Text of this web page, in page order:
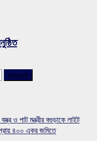
ও পাট মন্ত্রীর বগুড়াকে লাইট
প্রায় ৪০০ একর জমিতে